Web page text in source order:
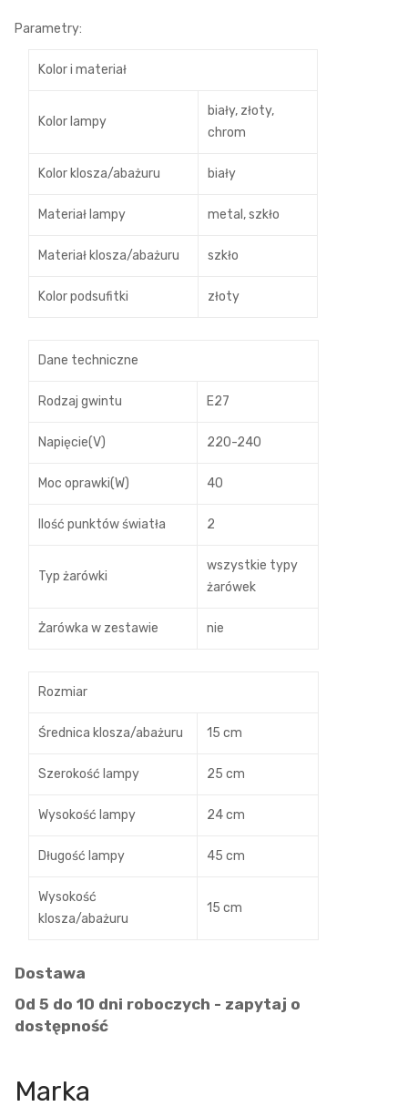
Parametry:
Kolor i materiał
Kolor lampy
biały, złoty,
chrom
Kolor klosza/abażuru biały
Materiał lampy metal, szkło
Materiał klosza/abażuru szkło
Kolor podsufitki złoty
Dane techniczne
Rodzaj gwintu E27
Napięcie(V) 220-240
Moc oprawki(W) 40
Ilość punktów światła 2
Typ żarówki
wszystkie typy
żarówek
Żarówka w zestawie nie
Rozmiar
Średnica klosza/abażuru 15 cm
Szerokość lampy 25 cm
Wysokość lampy 24 cm
Długość lampy 45 cm
Wysokość
klosza/abażuru
15 cm
Dostawa
Od 5 do 10 dni roboczych - zapytaj o
dostępność
Marka